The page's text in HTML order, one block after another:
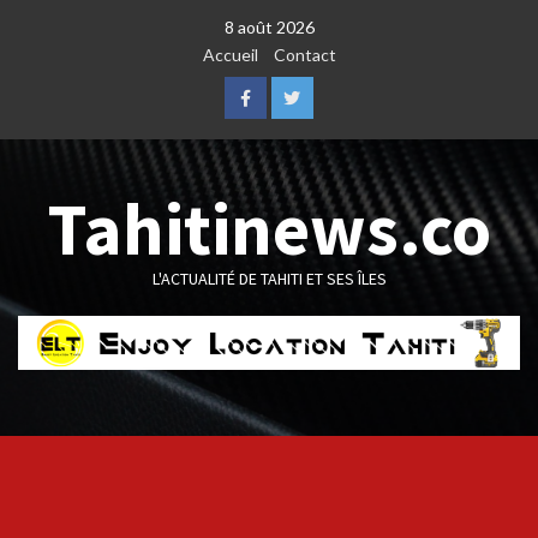
8 août 2026
Accueil
Contact
FacebookTwitter
Tahitinews.co
L'ACTUALITÉ DE TAHITI ET SES ÎLES